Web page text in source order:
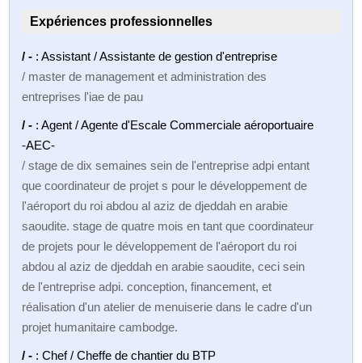
Expériences professionnelles
/ - : Assistant / Assistante de gestion d'entreprise
/ master de management et administration des
entreprises l'iae de pau
/ - : Agent / Agente d'Escale Commerciale aéroportuaire
-AEC-
/ stage de dix semaines sein de l'entreprise adpi entant
que coordinateur de projet s pour le développement de
l'aéroport du roi abdou al aziz de djeddah en arabie
saoudite. stage de quatre mois en tant que coordinateur
de projets pour le développement de l'aéroport du roi
abdou al aziz de djeddah en arabie saoudite, ceci sein
de l'entreprise adpi. conception, financement, et
réalisation d'un atelier de menuiserie dans le cadre d'un
projet humanitaire cambodge.
/ - : Chef / Cheffe de chantier du BTP